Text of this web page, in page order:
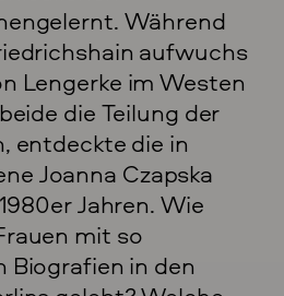
Während
aufwuchs
Lengerke im Westen
die Teilung der
entdeckte die in
Joanna Czapska
Jahren. Wie
mit so
Biografien in den